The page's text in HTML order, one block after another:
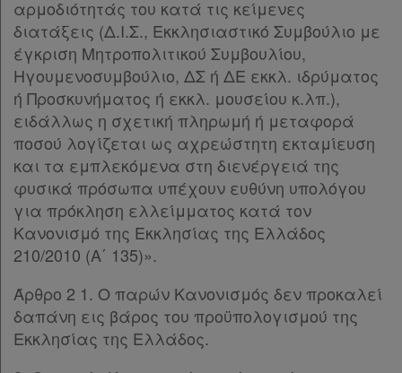
πακέτα
Παροχές
σε
συνδρομητές
Ενεργοί
συνδρομητές
Τα
αγαπημένα
μου
αρμοδιότητάς του κατά τις κείμενες
διατάξεις (Δ.Ι.Σ., Εκκλησιαστικό Συμβούλιο με
έγκριση Μητροπολιτικού Συμβουλίου,
Ηγουμενοσυμβούλιο, ΔΣ ή ΔΕ εκκλ. ιδρύματος
ή Προσκυνήματος ή εκκλ. μουσείου κ.λπ.),
ειδάλλως η σχετική πληρωμή ή μεταφορά
ποσού λογίζεται ως αχρεώστητη εκταμίευση
και τα εμπλεκόμενα στη διενέργειά της
φυσικά πρόσωπα υπέχουν ευθύνη υπολόγου
για πρόκληση ελλείμματος κατά τον
Κανονισμό της Εκκλησίας της Ελλάδος
210/2010 (Α΄ 135)».
Άρθρο 2 1. Ο παρών Κανονισμός δεν προκαλεί
δαπάνη εις βάρος του προϋπολογισμού της
Εκκλησίας της Ελλάδος.